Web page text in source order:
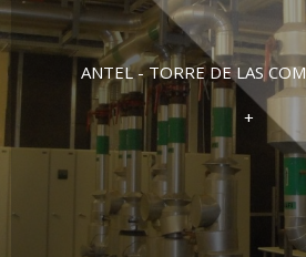
ANTEL - TORRE DE LAS
+